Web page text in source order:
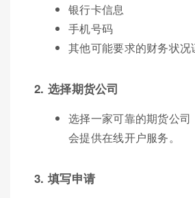
银行卡信息
手机号码
其他可能要求的财务状况
2. 选择期货公司
选择一家可靠的期货公司
会提供在线开户服务。
3. 填写申请